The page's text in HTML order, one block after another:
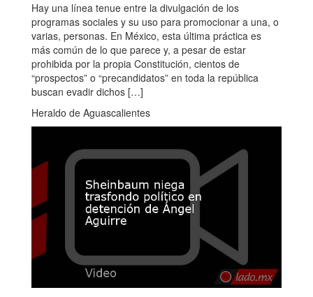
Hay una línea tenue entre la divulgación de los
programas sociales y su uso para promocionar a una, o
varias, personas. En México, esta última práctica es
más común de lo que parece y, a pesar de estar
prohibida por la propia Constitución, cientos de
“prospectos” o “precandidatos” en toda la república
buscan evadir dichos […]
Heraldo de Aguascalientes